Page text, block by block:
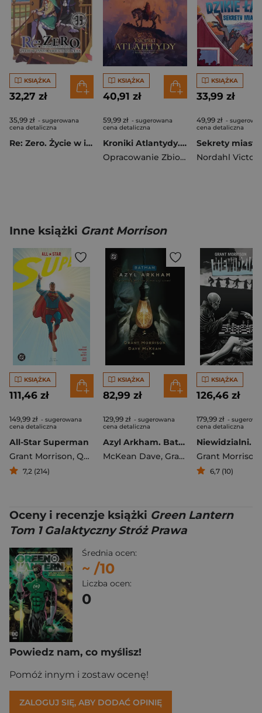
KSIĄŻKA
32,27 zł
35,99 zł - sugerowana
cena detaliczna
Re: Zero. Życie w innym świecie od zera. Light Novel. Tom 39
KSIĄŻKA
40,91 zł
59,99 zł - sugerowana
cena detaliczna
Kroniki Atlantydy. Tom 1. Wojownik Eoden
Opracowanie Zbiorowe
KSIĄŻKA
33,99 zł
49,99 zł -
cena detaliczna
Nordahl Victor
Inne książki Grant Morrison
KSIĄŻKA
111,46 zł
149,99 zł - sugerowana
cena detaliczna
All-Star Superman
Grant Morrison, Quitely Frank
7,2 (214)
KSIĄŻKA
82,99 zł
129,99 zł - sugerowana
cena detaliczna
Azyl Arkham. Batman. DC Deluxe
McKean Dave, Grant Morrison
KSIĄŻKA
126,46 zł
179,99 zł -
cena detaliczna
Niewidzialni.
Grant Morrison
6,7 (10)
Oceny i recenzje książki Green Lantern
Tom 1 Galaktyczny Stróż Prawa
Średnia ocen:
~ /10
Liczba ocen:
0
Powiedz nam, co myślisz!
Pomóż innym i zostaw ocenę!
ZALOGUJ SIĘ, ABY DODAĆ OPINIĘ